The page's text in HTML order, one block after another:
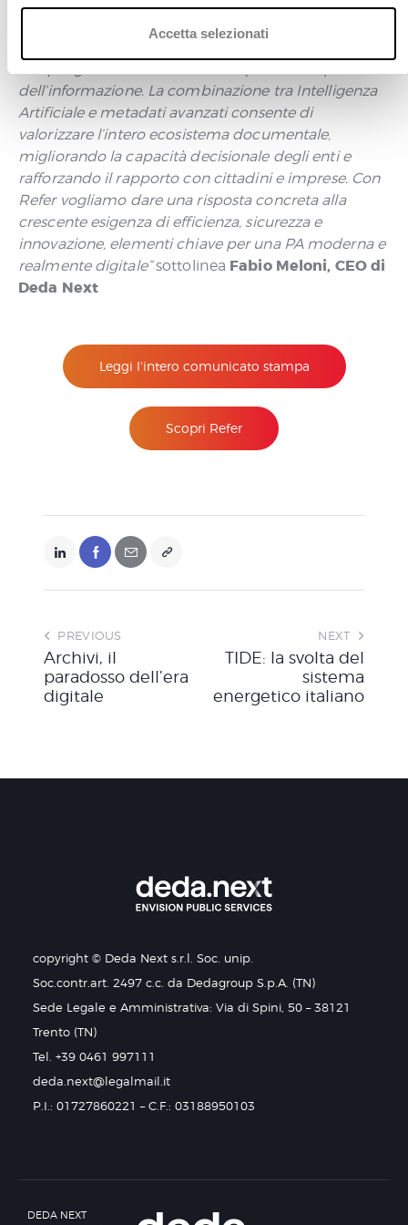
n
Accetta selezionati
evoluto che non solo ottimizza la gestione
dell’informazione. La combinazione tra Intelligenza
Artificiale e metadati avanzati consente di
valorizzare l’intero ecosistema documentale,
migliorando la capacità decisionale degli enti e
rafforzando il rapporto con cittadini e imprese. Con
Refer vogliamo dare una risposta concreta alla
crescente esigenza di efficienza, sicurezza e
innovazione, elementi chiave per una PA moderna e
realmente digitale”sottolinea Fabio Meloni, CEO di
Deda Next
Leggi l'intero comunicato stampa
Scopri Refer
PREVIOUS
Archivi, il
paradosso dell’era
digitale
NEXT
TIDE: la svolta del
sistema
energetico italiano
copyright © Deda Next s.r.l. Soc. unip.
Soc.contr.art. 2497 c.c. da Dedagroup S.p.A. (TN)
Sede Legale e Amministrativa: Via di Spini, 50 – 38121
Trento (TN)
Tel. +39 0461 997111
deda.next@legalmail.it
P.I.: 01727860221 – C.F.: 03188950103
DEDA NEXT